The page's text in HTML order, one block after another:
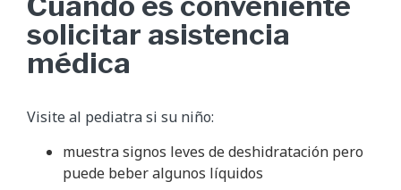
solicitar asistencia
médica
Visite al pediatra si su niño:
muestra signos leves de deshidratación pero
puede beber algunos líquidos